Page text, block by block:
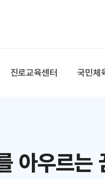
진로교육센터 국민체
아우르는